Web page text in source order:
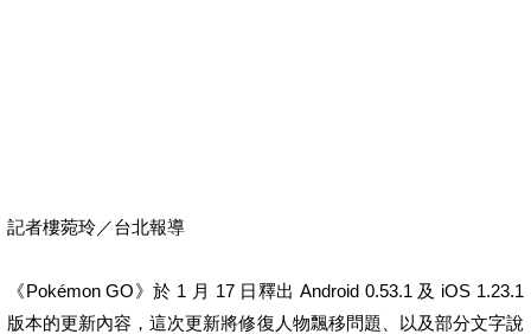
記者樓菀玲／台北報導
《Pokémon GO》於 1 月 17 日釋出 Android 0.53.1 及 iOS 1.23.1
版本的更新內容，這次更新將修復人物飄移問題、以及部分文字說